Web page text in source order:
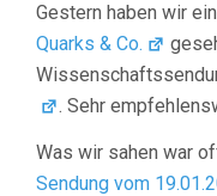
Gestern haben wir
Quarks & Co.
. Sehr
Was wir sahen war
Sendung vom